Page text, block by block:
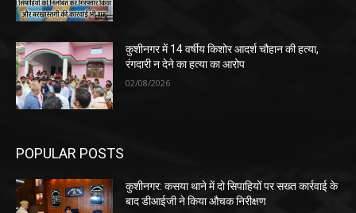
कुशीनगर में 14 वर्षीय किशोर आदर्श चौहान की हत्या,
रंगदारी न देने का हत्या का आरोप
02/08/2026
POPULAR POSTS
कुशीनगर: कसया थाने में दो सिपाहियों पर सख्त कार्रवाई के
बाद डीआईजी ने किया औचक निरीक्षण